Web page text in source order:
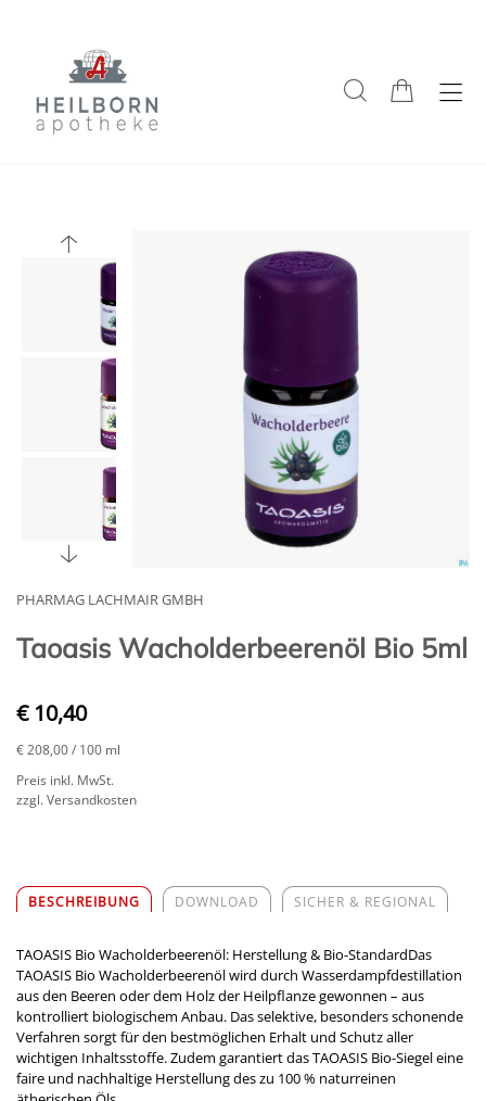
PHARMAG LACHMAIR GMBH
Taoasis Wacholderbeerenöl Bio 5ml
€ 10,40
€ 208,00/ 100 ml
Preis inkl. MwSt.
zzgl. Versandkosten
BESCHREIBUNG DOWNLOAD SICHER & REGIONAL
TAOASIS Bio Wacholderbeerenöl: Herstellung & Bio-StandardDas
TAOASIS Bio Wacholderbeerenöl wird durch Wasserdampfdestillation
aus den Beeren oder dem Holz der Heilpflanze gewonnen – aus
kontrolliert biologischem Anbau. Das selektive, besonders schonende
Verfahren sorgt für den bestmöglichen Erhalt und Schutz aller
wichtigen Inhaltsstoffe. Zudem garantiert das TAOASIS Bio-Siegel eine
faire und nachhaltige Herstellung des zu 100 % naturreinen